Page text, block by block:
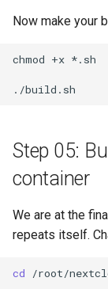
Now make your
chmod +x *.sh
Step 05:
container
We are at the
repeats itself.
cd